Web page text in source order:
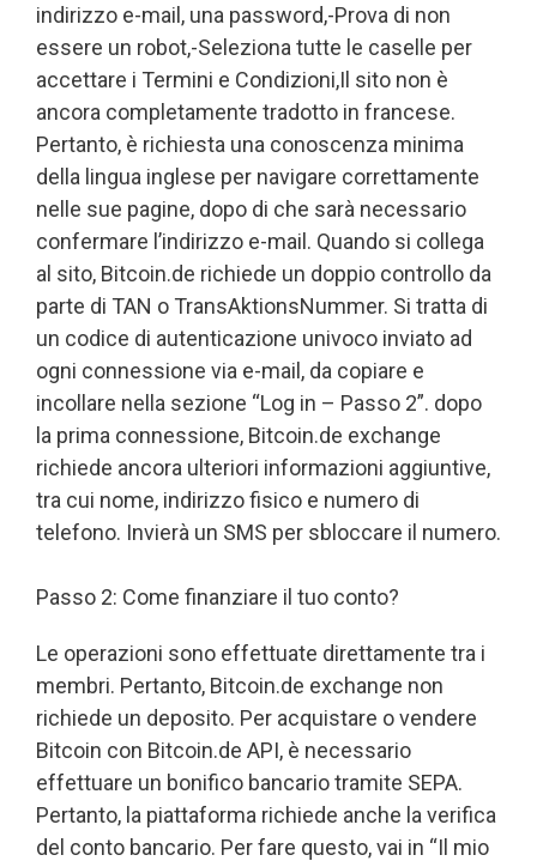
indirizzo e-mail, una password,-Prova di non
essere un robot,-Seleziona tutte le caselle per
accettare i Termini e Condizioni,Il sito non è
ancora completamente tradotto in francese.
Pertanto, è richiesta una conoscenza minima
della lingua inglese per navigare correttamente
nelle sue pagine, dopo di che sarà necessario
confermare l’indirizzo e-mail. Quando si collega
al sito, Bitcoin.de richiede un doppio controllo da
parte di TAN o TransAktionsNummer. Si tratta di
un codice di autenticazione univoco inviato ad
ogni connessione via e-mail, da copiare e
incollare nella sezione “Log in – Passo 2”. dopo
la prima connessione, Bitcoin.de exchange
richiede ancora ulteriori informazioni aggiuntive,
tra cui nome, indirizzo fisico e numero di
telefono. Invierà un SMS per sbloccare il numero.
Passo 2: Come finanziare il tuo conto?
Le operazioni sono effettuate direttamente tra i
membri. Pertanto, Bitcoin.de exchange non
richiede un deposito. Per acquistare o vendere
Bitcoin con Bitcoin.de API, è necessario
effettuare un bonifico bancario tramite SEPA.
Pertanto, la piattaforma richiede anche la verifica
del conto bancario. Per fare questo, vai in “Il mio